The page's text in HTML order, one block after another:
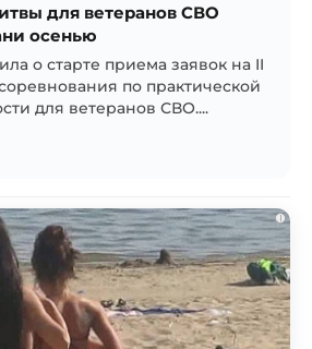
для ветеранов СВО
осенью
о старте приема заявок на II
по практической
для ветеранов СВО....
i